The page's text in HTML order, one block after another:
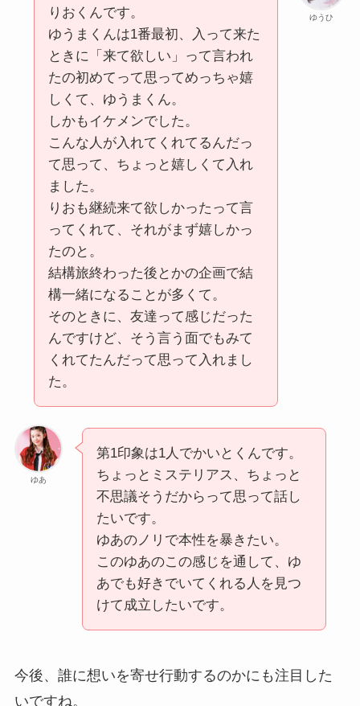
ゆうひ
りおくんです。
ゆうまくんは1番最初、入って来た
ときに「来て欲しい」って言われ
たの初めてって思ってめっちゃ嬉
しくて、ゆうまくん。
しかもイケメンでした。
こんな人が入れてくれてるんだっ
て思って、ちょっと嬉しくて入れ
ました。
りおも継続来て欲しかったって言
ってくれて、それがまず嬉しかっ
たのと。
結構旅終わった後とかの企画で結
構一緒になることが多くて。
そのときに、友達って感じだった
んですけど、そう言う面でもみて
くれてたんだって思って入れまし
た。
ゆあ
第1印象は1人でかいとくんです。
ちょっとミステリアス、ちょっと
不思議そうだからって思って話し
たいです。
ゆあのノリで本性を暴きたい。
このゆあのこの感じを通して、ゆ
あでも好きでいてくれる人を見つ
けて成立したいです。
今後、誰に想いを寄せ行動するのかにも注目した
いですね。